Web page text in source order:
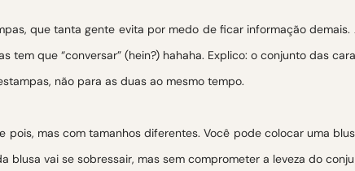
que tanta gente evita por medo de ficar informação
tem que “conversar” (hein?) hahaha. Explico: o conjunto das
não para as duas ao mesmo tempo.
pois, mas com tamanhos diferentes. Você pode colocar uma
blusa vai se sobressair, mas sem comprometer a leveza do